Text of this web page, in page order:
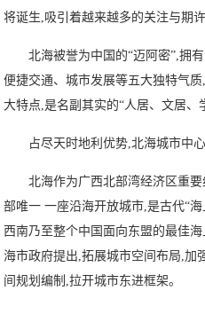
将诞生,吸引着越来越多的关注与期
北海被誉为中国的“迈阿密”,拥
便捷交通、城市发展等五大独特气
大特点,是名副其实的“人居、文居、
占尽天时地利优势,北海城市中
北海作为广西北部湾经济区重
部唯一 一座沿海开放城市,是古代“
西南乃至整个中国面向东盟的最佳
海市政府提出,拓展城市空间布局,加
间规划编制,拉开城市东进框架。